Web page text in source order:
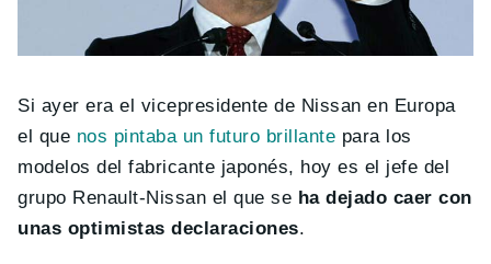
Si ayer era el vicepresidente de Nissan en Europa
el que nos pintaba un futuro brillante para los
modelos del fabricante japonés, hoy es el jefe del
grupo Renault-Nissan el que se ha dejado caer con
unas optimistas declaraciones.